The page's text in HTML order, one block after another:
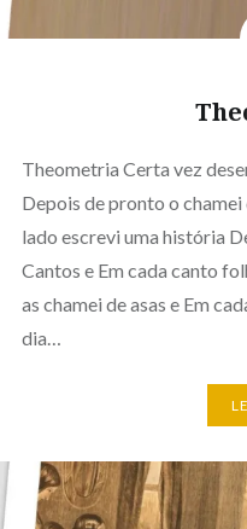
Theometria Certa vez
Depois de pronto o
lado escrevi uma história
Cantos e Em cada canto
as chamei de asas e Em
dia…